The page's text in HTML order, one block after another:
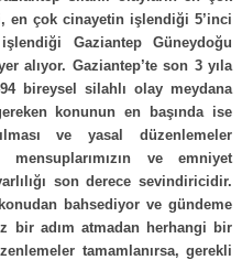
en çok cinayetin işlendiği 5’inci
Gaziantep Güneydoğu
alıyor. Gaziantep’te son 3 yıla
bireysel silahlı olay meydana
konunun en başında ise
ve yasal düzenlemeler
ve emniyet
son derece sevindiricidir.
bahsediyor ve gündeme
bir adım atmadan herhangi bir
tamamlanırsa, gerekli